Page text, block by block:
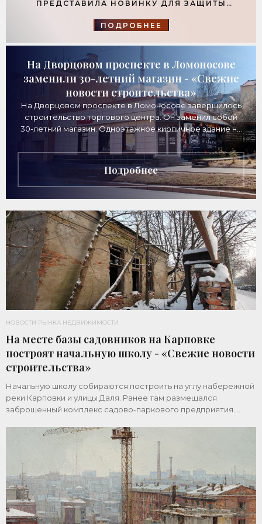
ПРЕДСТАВИЛА НОВИНКУ ДЛЯ ЗАЩИТЫ
СТРОИТЕЛЬСТВА»
ПОДРОБНЕЕ
На Дворцовом проспекте в Ломоносове
заменили 30-летний магазин - «Свежие
новости строительства»
На Дворцовом проспекте в Ломоносове завершилось
строительство торгового центра. Он заменил собой
30-летний магазин. Одноэтажное кирпичное здание на
Дворцовом проспекте, 16а, было построено
Подробнее
НОВОСТИ РЫНКА НЕДВИЖИМОСТИ
На месте базы садовников на Карповке
построят начальную школу - «Свежие новости
строительства»
Начальную школу собираются построить на углу набережной
реки Карповки и улицы Даля. Ранее там размещался
заброшенный комплекс садово-паркового предприятия.